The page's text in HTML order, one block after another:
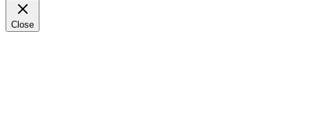
Close